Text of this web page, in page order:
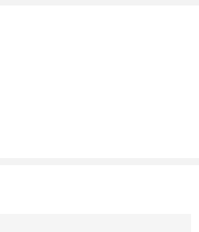
독특한 소재를 조예은 특유의 흡입
》는 인적 드문 해변의 폐건물에서
피 웅덩이 한가운데 반쯤 잠겨 있던
너무 많은 혈액의 양, 갑자기 발병한
연치 않은 점이 많다. 게다가 단서는
장이 고통과 슬픔과 만나며 흥미로